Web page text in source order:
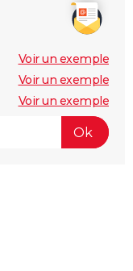
Voir un exemple
Voir un exemple
Voir un exemple